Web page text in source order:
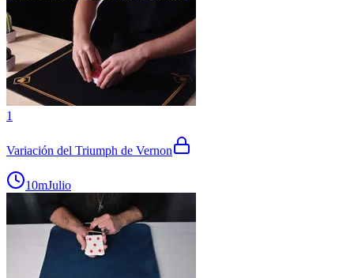
1
Variación del Triumph de Vernon
10mJulio